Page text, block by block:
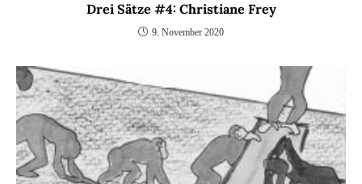
Drei Sätze #4: Christiane Frey
9. November 2020